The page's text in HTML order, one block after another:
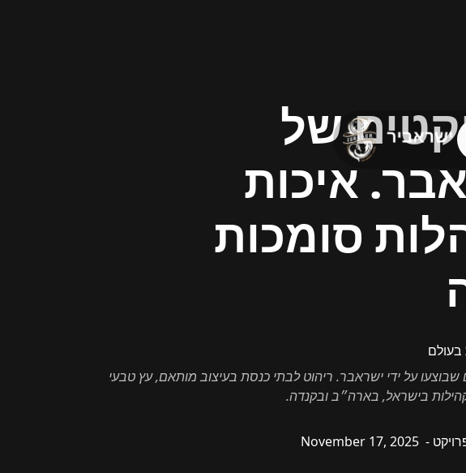
של
איכות
סומכות
בעולם
שבוצעו על ידי ישראבר. ריהוט לבתי כנסת בעיצוב מותאם, עץ טבעי
בישראל, בארה״ב ובקנדה.
-
November 17, 2025